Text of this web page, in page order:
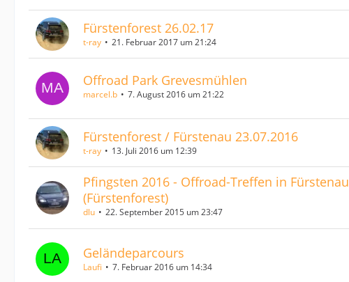
Fürstenforest 26.02.17
t-ray 21. Februar 2017 um 21:24
Offroad Park Grevesmühlen
marcel.b 7. August 2016 um 21:22
Fürstenforest / Fürstenau 23.07.2016
t-ray 13. Juli 2016 um 12:39
Pfingsten 2016 - Offroad-Treffen in Fürstenau
(Fürstenforest)
dlu 22. September 2015 um 23:47
Geländeparcours
Laufi 7. Februar 2016 um 14:34